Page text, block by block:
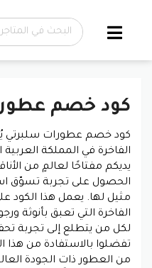
تخطي إلى
المحتوى
كود خصم
كود خصم عطورات سلبرتي
الفاخرة في المملكة
يديكم مفتاحًا لعالمٍ من
الحصول على تجربة تسوّق
مثيل لها. يعمل هذا الكود
الفاخرة التي تعبق بأنوثة
لكل من يتطلع إلى تجربة
تفضلوا بالاستفادة من
من العطور ذات الجودة